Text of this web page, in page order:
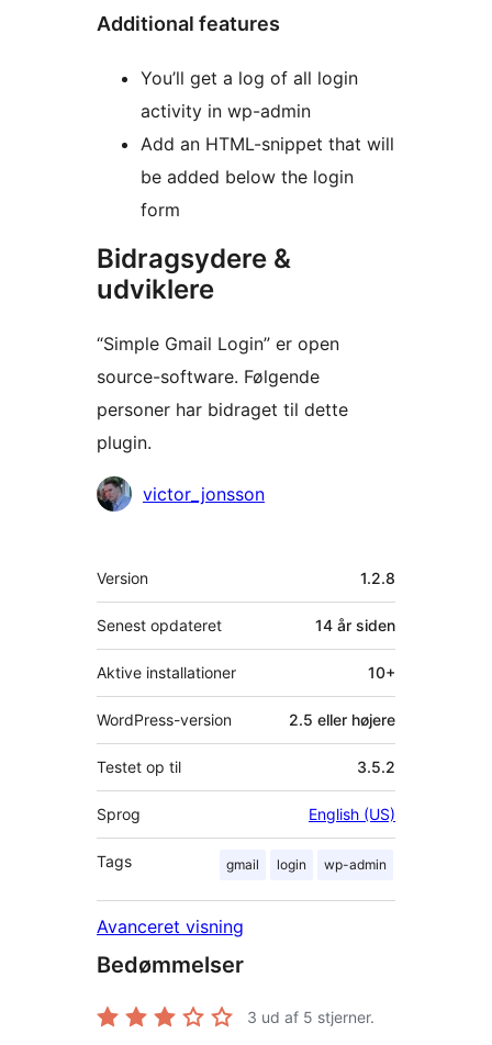
Additional features
You’ll get a log of all login
activity in wp-admin
Add an HTML-snippet that will
be added below the login
form
Bidragsydere &
udviklere
“Simple Gmail Login” er open
source-software. Følgende
personer har bidraget til dette
plugin.
Bidragsydere
victor_jonsson
Meta
Version 1.2.8
Senest opdateret 14 år siden
Aktive installationer 10+
WordPress-version 2.5 eller højere
Testet op til 3.5.2
Sprog English (US)
Tags gmail login wp-admin
Avanceret visning
Bedømmelser
3 ud af 5 stjerner.